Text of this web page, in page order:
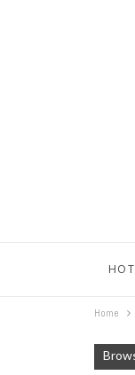
Home